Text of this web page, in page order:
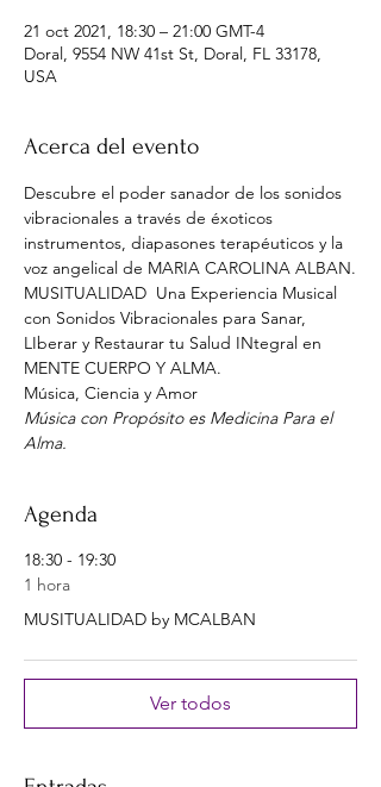
21 oct 2021, 18:30 – 21:00 GMT-4
Doral, 9554 NW 41st St, Doral, FL 33178,
USA
Acerca del evento
Descubre el poder sanador de los sonidos
vibracionales a través de éxoticos
instrumentos, diapasones terapéuticos y la
voz angelical de MARIA CAROLINA ALBAN.
MUSITUALIDAD  Una Experiencia Musical
con Sonidos Vibracionales para Sanar,
LIberar y Restaurar tu Salud INtegral en
MENTE CUERPO Y ALMA.
Música, Ciencia y Amor
Música con Propósito es Medicina Para el
Alma.
Agenda
18:30 - 19:30
1 hora
MUSITUALIDAD by MCALBAN
Ver todos